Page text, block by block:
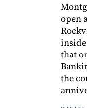
open
that
the